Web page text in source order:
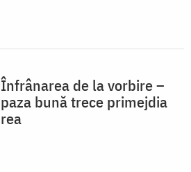
Înfrânarea de la vorbire –
paza bună trece primejdia
rea